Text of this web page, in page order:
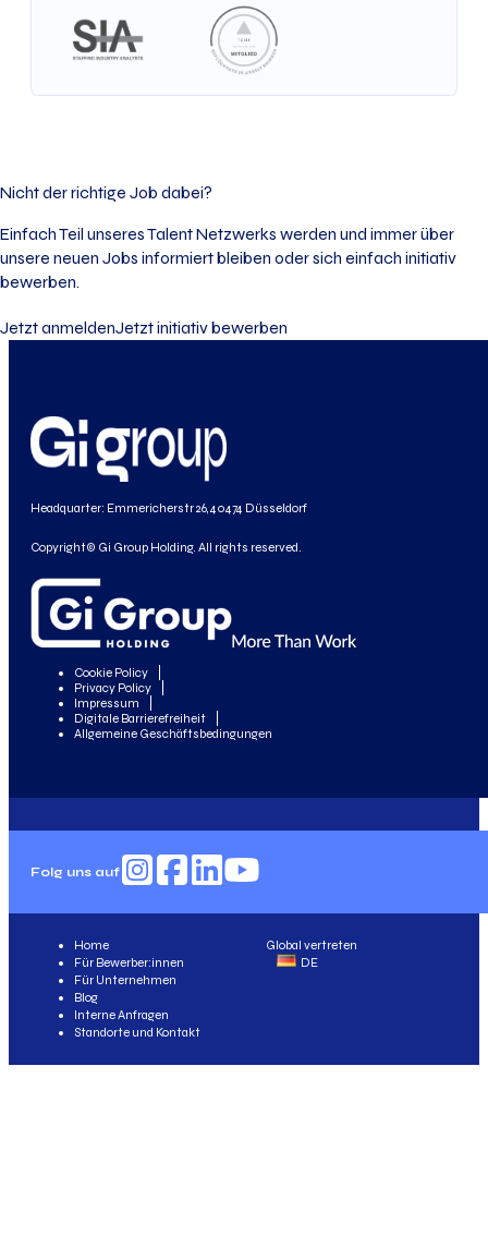
Nicht der richtige Job dabei?
Einfach Teil unseres Talent Netzwerks werden und immer über
unsere neuen Jobs informiert bleiben oder sich einfach initiativ
bewerben.
Jetzt anmeldenJetzt initiativ bewerben
Headquarter: Emmericherstr 26, 40474 Düsseldorf
Copyright© Gi Group Holding. All rights reserved.
Cookie Policy
Privacy Policy
Impressum
Digitale Barrierefreiheit
Allgemeine Geschäftsbedingungen
Folg uns auf
Global vertreten
DE
Home
Für Bewerber:innen
Für Unternehmen
Blog
Interne Anfragen
Standorte und Kontakt